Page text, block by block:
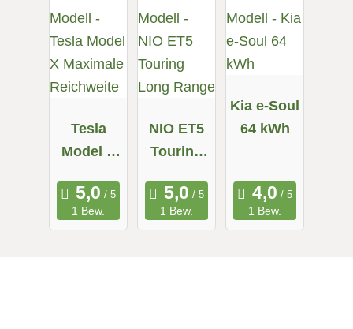
Tesla
Model X
Reichweit
e
1 Bew.
NIO ET5
Touring
Range
1 Bew.
Kia e-Soul
64 kWh
1 Bew.